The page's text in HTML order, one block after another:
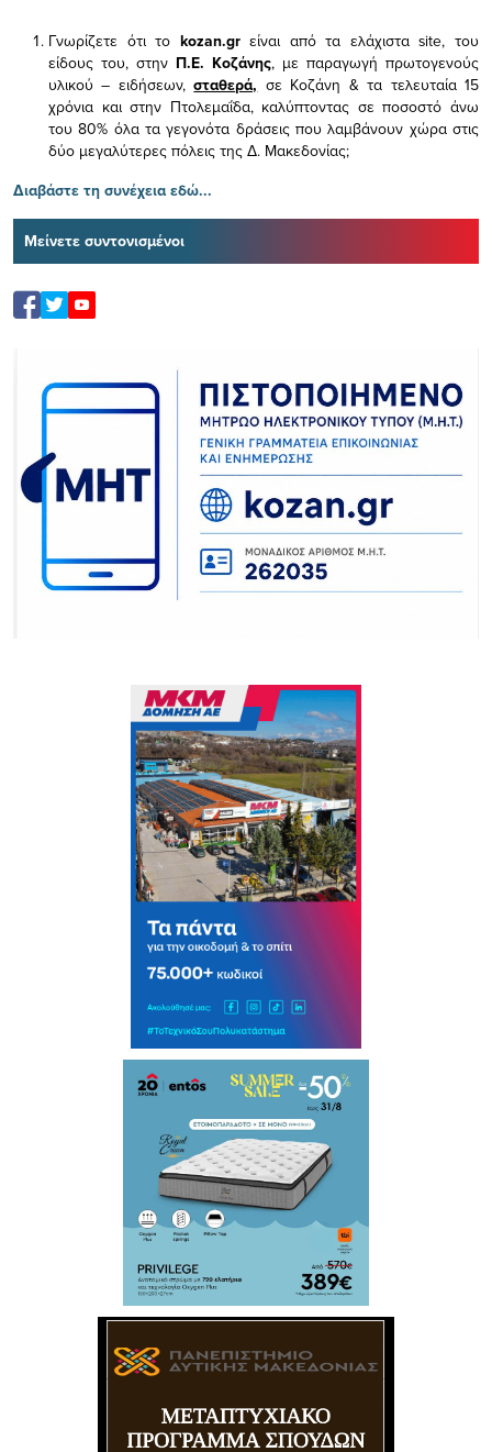
Γνωρίζετε ότι το kozan.gr είναι από τα ελάχισταsite, του
είδους του, στην Π.Ε. Κοζάνης, με παραγωγή πρωτογενούς
υλικού – ειδήσεων,σταθερά, σε Κοζάνη & τα τελευταία 15
χρόνια και στην Πτολεμαΐδα, καλύπτοντας σε ποσοστό άνω
του 80% όλα τα γεγονότα δράσεις που λαμβάνουν χώρα στις
δύο μεγαλύτερες πόλεις της Δ. Μακεδονίας;
Διαβάστε τη συνέχεια εδώ...
Μείνετε συντονισμένοι